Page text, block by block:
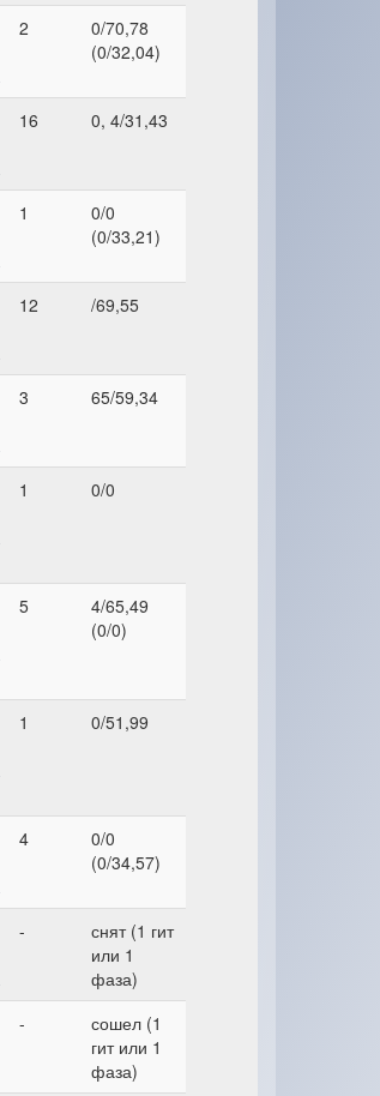
2
0/70,78
(0/32,04)
16 0, 4/31,43
1
0/0
(0/33,21)
12 /69,55
3 65/59,34
1 0/0
5
4/65,49
(0/0)
1 0/51,99
4
0/0
(0/34,57)
-
снят (1 гит
или 1
фаза)
-
сошел (1
гит или 1
фаза)